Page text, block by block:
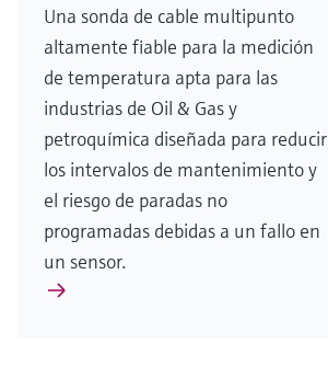
Una sonda de cable multipunto
altamente fiable para la medición
de temperatura apta para las
industrias de Oil & Gas y
petroquímica diseñada para reducir
los intervalos de mantenimiento y
el riesgo de paradas no
programadas debidas a un fallo en
un sensor.